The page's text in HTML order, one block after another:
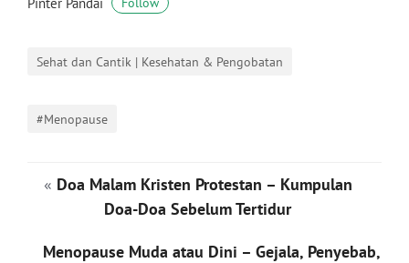
Sehat dan Cantik | Kesehatan & Pengobatan
#Menopause
« Doa Malam Kristen Protestan – Kumpulan
Doa-Doa Sebelum Tertidur
Menopause Muda atau Dini – Gejala, Penyebab,